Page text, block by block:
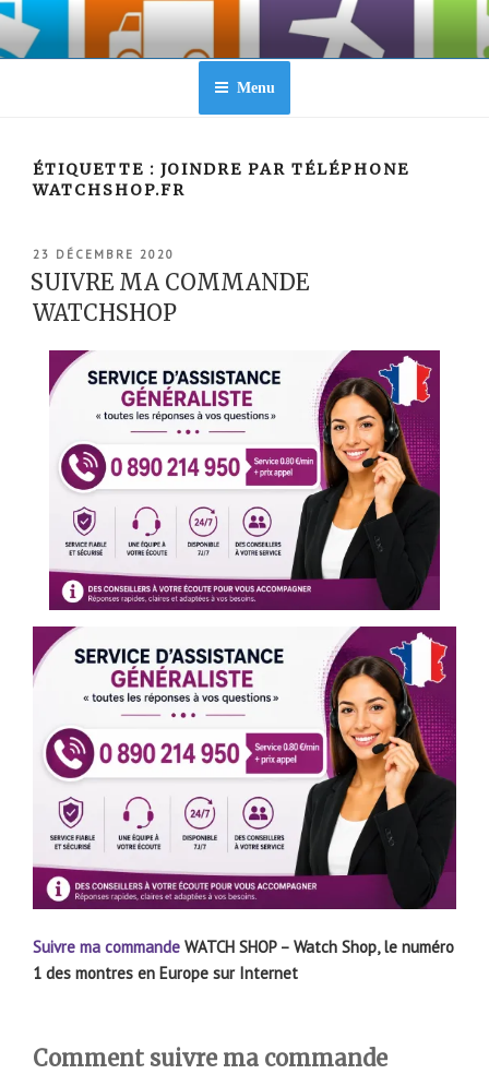
Aller
contenu
Menu
ÉTIQUETTE : JOINDRE PAR TÉLÉPHONE
WATCHSHOP.FR
PUBLIÉ
LE
23 DÉCEMBRE 2020
SUIVRE MA COMMANDE
WATCHSHOP
Suivre ma commande WATCH SHOP – Watch Shop, le numéro
1 des montres en Europe sur Internet
Comment suivre ma commande